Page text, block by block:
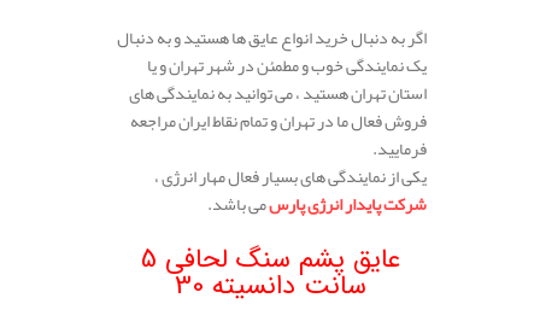
اگر به دنبال خرید انواع عایق ها هستید و به دنبال
یک نمایندگی خوب و مطمئن در شهر تهران و یا
استان تهران هستید ، می توانید به نمایندگی های
فروش فعال ما در تهران و تمام نقاط ایران مراجعه
فرمایید.
یکی از نمایندگی های بسیار فعال مهار انرژی ،
شرکت پایدار انرژی پارسمی باشد.
عایق پشم سنگ لحافی 5
سانت دانسیته 30